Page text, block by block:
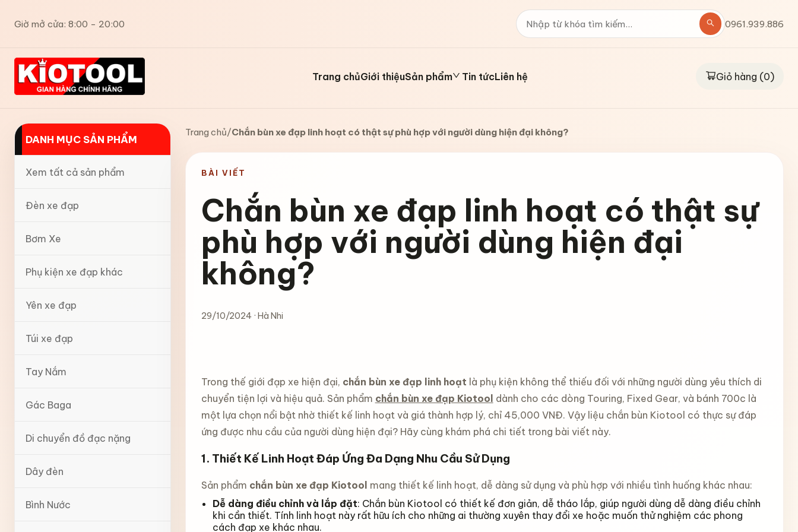
Giờ mở cửa: 8:00 - 20:00 0961.939.886
Trang chủGiới thiệuSản phẩm Tin tứcLiên hệ Giỏ hàng (0)
DANH MỤC SẢN PHẨM
Xem tất cả sản phẩm
Đèn xe đạp
Bơm Xe
Phụ kiện xe đạp khác
Yên xe đạp
Túi xe đạp
Tay Nắm
Gác Baga
Di chuyển đồ đạc nặng
Dây đèn
Bình Nước
Trang chủ/Chắn bùn xe đạp linh hoạt có thật sự phù hợp với người dùng hiện đại không?
BÀI VIẾT
Chắn bùn xe đạp linh hoạt có thật sự
phù hợp với người dùng hiện đại
không?
29/10/2024 · Hà Nhi
Trong thế giới đạp xe hiện đại, chắn bùn xe đạp linh hoạt là phụ kiện không thể thiếu đối với những người dùng yêu thích di
chuyển tiện lợi và hiệu quả. Sản phẩm chắn bùn xe đạp Kiotool dành cho các dòng Touring, Fixed Gear, và bánh 700c là
một lựa chọn nổi bật nhờ thiết kế linh hoạt và giá thành hợp lý, chỉ 45,000 VNĐ. Vậy liệu chắn bùn Kiotool có thực sự đáp
ứng được nhu cầu của người dùng hiện đại? Hãy cùng khám phá chi tiết trong bài viết này.
1. Thiết Kế Linh Hoạt Đáp Ứng Đa Dạng Nhu Cầu Sử Dụng
Sản phẩm chắn bùn xe đạp Kiotool mang thiết kế linh hoạt, dễ dàng sử dụng và phù hợp với nhiều tình huống khác nhau:
Dễ dàng điều chỉnh và lắp đặt: Chắn bùn Kiotool có thiết kế đơn giản, dễ tháo lắp, giúp người dùng dễ dàng điều chỉnh
khi cần thiết. Tính linh hoạt này rất hữu ích cho những ai thường xuyên thay đổi xe hoặc muốn thử nghiệm các phong
cách đạp xe khác nhau.